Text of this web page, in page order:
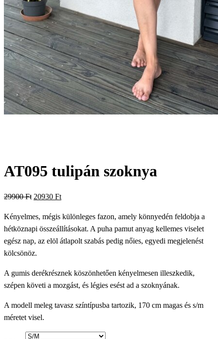
AT095 tulipán szoknya
29900Ft Original
was:
29900 Ft.
20930 FtCurrent
is:
20930 Ft.
Kényelmes, mégis különleges fazon, amely könnyedén feldobja a
hétköznapi összeállításokat. A puha pamut anyag kellemes viselet
egész nap, az elöl átlapolt szabás pedig nőies, egyedi megjelenést
kölcsönöz.
A gumis derékrésznek köszönhetően kényelmesen illeszkedik,
szépen követi a mozgást, és légies esést ad a szoknyának.
A modell meleg tavasz színtípusba tartozik, 170 cm magas és s/m
méretet visel.